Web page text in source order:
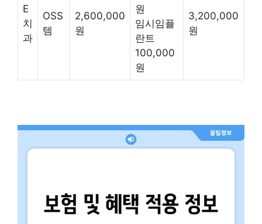
E
치
과
OSS
템
2,600,000
원
원
임시임플
란트
100,000
원
3,200,000
원